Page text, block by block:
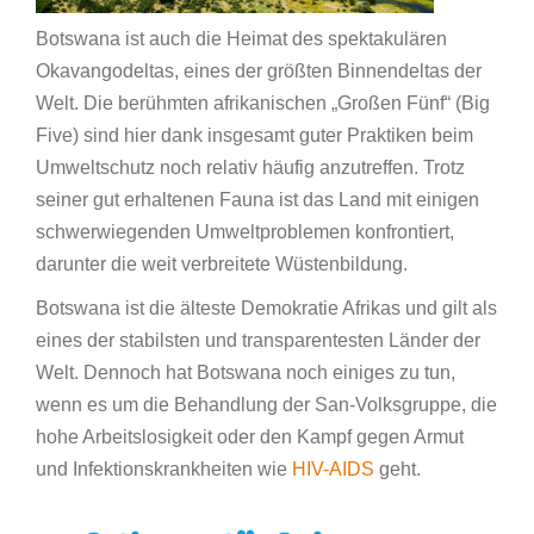
Botswana ist auch die Heimat des spektakulären
Okavangodeltas, eines der größten Binnendeltas der
Welt. Die berühmten afrikanischen „Großen Fünf“ (Big
Five) sind hier dank insgesamt guter Praktiken beim
Umweltschutz noch relativ häufig anzutreffen. Trotz
seiner gut erhaltenen Fauna ist das Land mit einigen
schwerwiegenden Umweltproblemen konfrontiert,
darunter die weit verbreitete Wüstenbildung.
Botswana ist die älteste Demokratie Afrikas und gilt als
eines der stabilsten und transparentesten Länder der
Welt. Dennoch hat Botswana noch einiges zu tun,
wenn es um die Behandlung der San-Volksgruppe, die
hohe Arbeitslosigkeit oder den Kampf gegen Armut
und Infektionskrankheiten wie HIV-AIDS geht.